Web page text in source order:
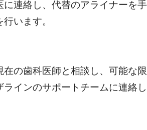
連絡し、代替のアライナーを手
います。
の歯科医師と相談し、可能な
インのサポートチームに連絡